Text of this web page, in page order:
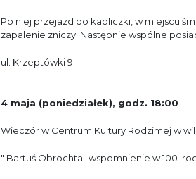
Po niej przejazd do kapliczki, w miejscu
zapalenie zniczy. Następnie wspólne
ul. Krzeptówki 9
4 maja (poniedziałek), godz. 18:00
Wieczór w Centrum Kultury Rodzimej w
" Bartuś Obrochta- wspomnienie w 100.